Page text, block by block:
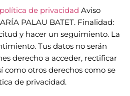
política de privacidad Aviso
PALAU BATET. Finalidad:
y hacer un seguimiento. La
Tus datos no serán
derecho a acceder, rectificar
como otros derechos como se
de privacidad.